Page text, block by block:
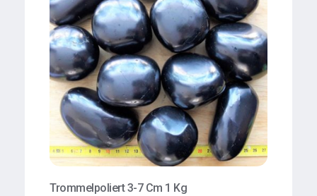
Trommelpoliert 3-7 Cm 1 Kg